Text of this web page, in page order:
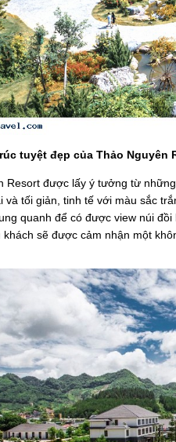
tuyệt đẹp của Thảo Nguyên
Resort được lấy ý tưởng từ
và tối giản, tinh tế với màu sắc
quanh để có được view núi
khách sẽ được cảm nhận một